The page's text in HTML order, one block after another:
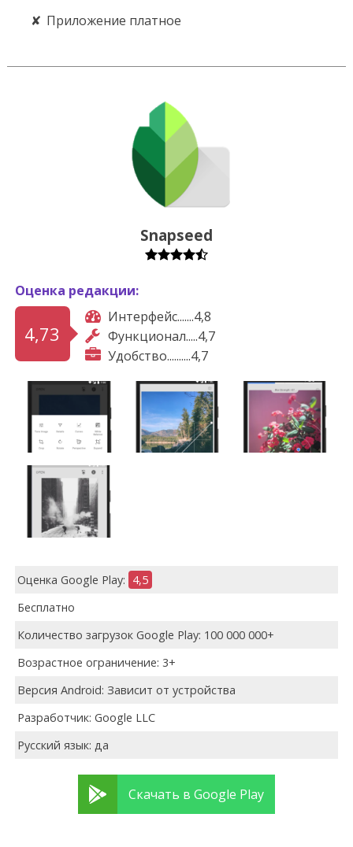
Приложение платное
Snapseed
Оценка редакции:
4,73
Интерфейс.......4,8
Функционал.....4,7
Удобство..........4,7
Оценка Google Play: 4,5
Бесплатно
Количество загрузок Google Play: 100 000 000+
Возрастное ограничение: 3+
Версия Android: Зависит от устройства
Разработчик: Google LLC
Русский язык: да
Скачать в Google Play